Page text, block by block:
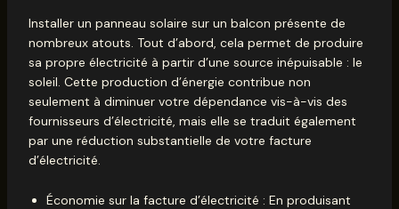
Installer un panneau solaire sur un balcon présente de
nombreux atouts. Tout d’abord, cela permet de produire
sa propre électricité à partir d’une source inépuisable : le
soleil. Cette production d’énergie contribue non
seulement à diminuer votre dépendance vis-à-vis des
fournisseurs d’électricité, mais elle se traduit également
par une réduction substantielle de votre facture
d’électricité.
Économie sur la facture d’électricité : En produisant